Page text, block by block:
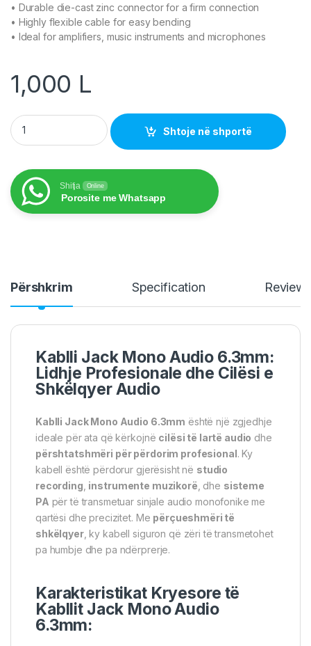
• Durable die-cast zinc connector for a firm connection
• Highly flexible cable for easy bending
• Ideal for amplifiers, music instruments and microphones
1,000 L
Jack Mono Audio Cable 6.3mm quantity
Shtoje në shportë
Shitja Online
Porosite me Whatsapp
Përshkrim Specification
Kablli Jack MonoAudio 6.3mm:
Lidhje Profesionale dhe Cilësi e
Shkëlqyer Audio
Kablli Jack Mono Audio 6.3mm është një zgjedhje
ideale për ata që kërkojnë cilësi të lartë audio dhe
përshtatshmëri për përdorim profesional. Ky
kabell është përdorur gjerësisht në studio
recording instrumente muzikorë , dhe sisteme
PA për të transmetuar sinjale audio monofonike me
qartësi dhe precizitet. Me përçueshmëri të
shkëlqyer, ky kabell siguron që zëri të transmetohet
pa humbje dhe pa ndërprerje.
Karakteristikat Kryesore të
Kabllit Jack Mono Audio
6.3mm: